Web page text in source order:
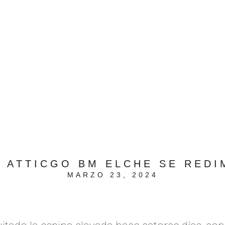
ATTICGO BM ELCHE SE
MARZO 23, 2024